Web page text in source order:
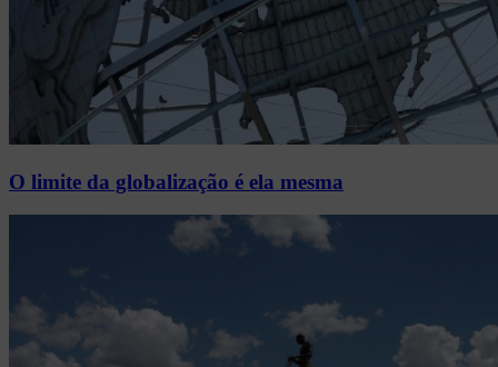
O limite da globalização é ela mesma